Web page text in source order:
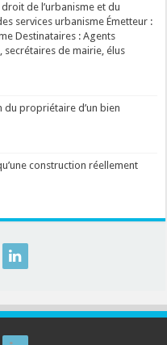
de l’urbanisme et du
services urbanisme Émetteur :
Destinataires : Agents
secrétaires de mairie, élus
du propriétaire d’un bien
construction réellement